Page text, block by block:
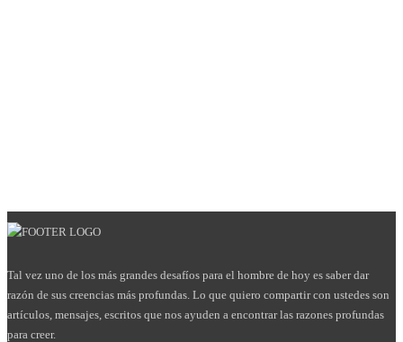
Tal vez uno de los más grandes desafíos para el hombre de hoy es saber dar
razón de sus creencias más profundas. Lo que quiero compartir con ustedes son
artículos, mensajes, escritos que nos ayuden a encontrar las razones profundas
para creer.